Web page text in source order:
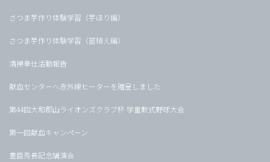
さつま芋作り体験学習（芋ほり編）
さつま芋作り体験学習（苗植え編）
清掃奉仕活動報告
献血センターへ赤外線ヒーターを贈呈しました
第44回大和郡山ライオンズクラブ杯 学童軟式野球大会
第一回献血キャンペーン
豊臣秀長記念講演会